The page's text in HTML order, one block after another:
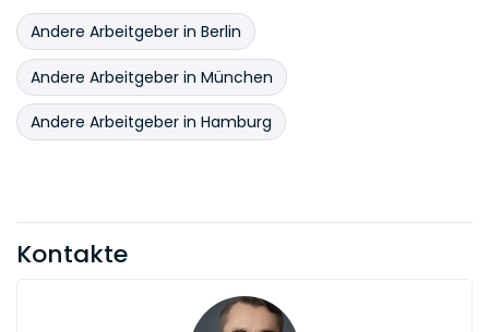
Andere Arbeitgeber in Berlin
Andere Arbeitgeber in München
Andere Arbeitgeber in Hamburg
Kontakte